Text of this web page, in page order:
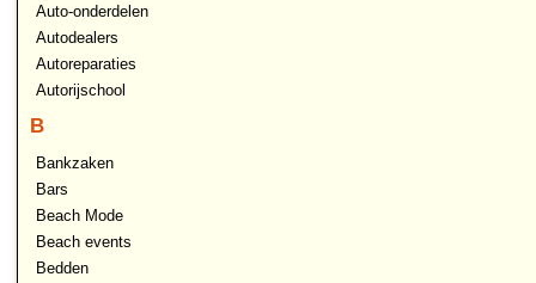
Auto-onderdelen
Autodealers
Autoreparaties
Autorijschool
B
Bankzaken
Bars
Beach Mode
Beach events
Bedden